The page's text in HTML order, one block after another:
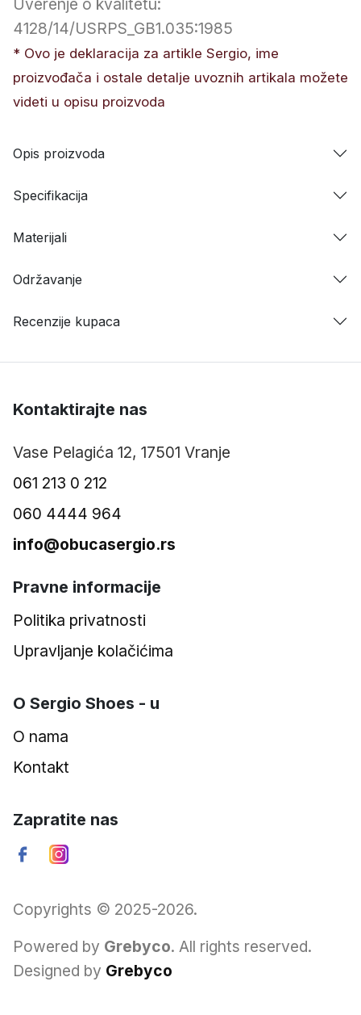
Uverenje o kvalitetu:
4128/14/USRPS_GB1.035:1985
* Ovo je deklaracija za artikle Sergio, ime
proizvođača i ostale detalje uvoznih artikala možete
videti u opisu proizvoda
Opis proizvoda
Specifikacija
Materijali
Održavanje
Recenzije kupaca
Kontaktirajte nas
Vase Pelagića 12, 17501 Vranje
061 213 0 212
060 4444 964
info@obucasergio.rs
Pravne informacije
Politika privatnosti
Upravljanje kolačićima
O Sergio Shoes - u
O nama
Kontakt
Zapratite nas
Copyrights © 2025-2026.
Powered by Grebyco. All rights reserved.
Designed by Grebyco